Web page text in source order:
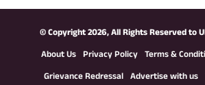
© Copyright 2026, All Rights Reserved to
About Us Privacy Policy Terms &
Grievance Redressal Advertise with us